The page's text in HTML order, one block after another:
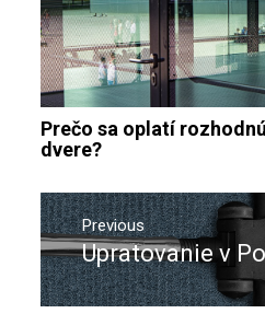
Prečo sa oplatí
dvere?
Navigace
pro
příspěvek
Previous
Previous
post:
Upratovanie v